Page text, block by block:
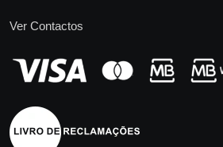
Ver Contactos